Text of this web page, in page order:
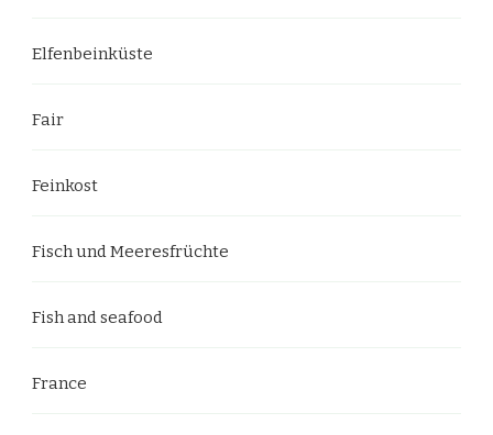
Elfenbeinküste
Fair
Feinkost
Fisch und Meeresfrüchte
Fish and seafood
France